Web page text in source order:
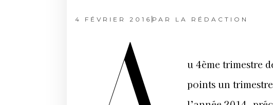
4 FÉVRIER 2016 PAR LA RÉDACTION
u 4ème trimestre
points un